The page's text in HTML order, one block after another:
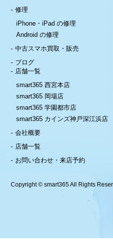
修理
iPhone・iPad の修理
Android の修理
中古スマホ買取・販売
ブログ
店舗一覧
smart365 西宮本店
smart365 岡場店
smart365 学園都市店
smart365 カインズ神戸深江浜店
会社概要
店舗一覧
お問い合わせ・来店予約
Copyright © smart365 All Rights